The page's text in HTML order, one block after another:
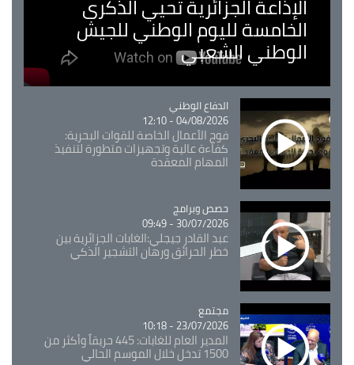
الإذاعة الجزائرية تحيي الذكرى
الخامسة لليوم الوطني للجيش
الوطني الشعبي
Catégorie
الدفاع الوطني
04/08/2026 - 12:10
فوج الأعمال الخاصة للقوات البحرية:
كفاءة عالية وتجهيزات متطورة لتنفيذ
المهام المعقدة
Catégorie
حصص وبرامج
30/07/2026 - 09:49
عبد القادر جيجلي:الغابات الجزائرية بين
خطر الحرائق ورهان التشجير الذكي
Catégorie
مجتمع
23/07/2026 - 10:18
المدير العام للغابات: 445 حريقاً وأكثر من
1500 تدخل خلال الموسم الحالي